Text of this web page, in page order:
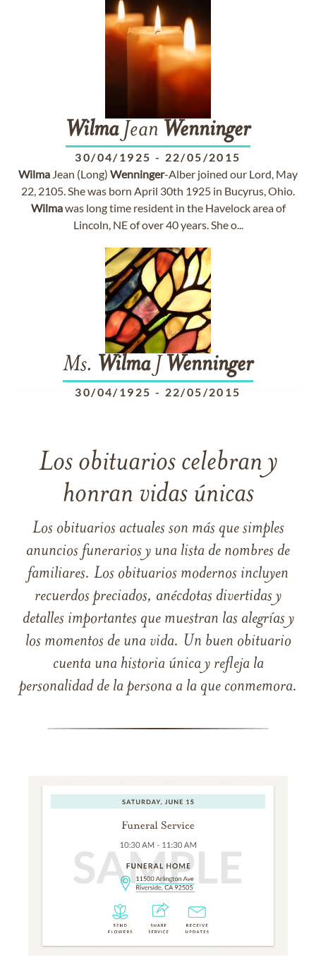
WilmaJean Wenninger
30/04/1925 - 22/05/2015
Wilma Jean (Long) Wenninger-Alber joined our Lord, May
22, 2105. She was born April 30th 1925 in Bucyrus, Ohio.
Wilmawas long time resident in the Havelock area of
Lincoln, NE of over 40 years. She o...
Ms. WilmaJ Wenninger
30/04/1925 - 22/05/2015
Los obituarios celebran y
honran vidas únicas
Los obituarios actuales son más que simples
anuncios funerarios y una lista de nombres de
familiares. Los obituarios modernos incluyen
recuerdos preciados, anécdotas divertidas y
detalles importantes que muestran las alegrías y
los momentos de una vida. Un buen obituario
cuenta una historia única y refleja la
personalidad de la persona a la que conmemora.